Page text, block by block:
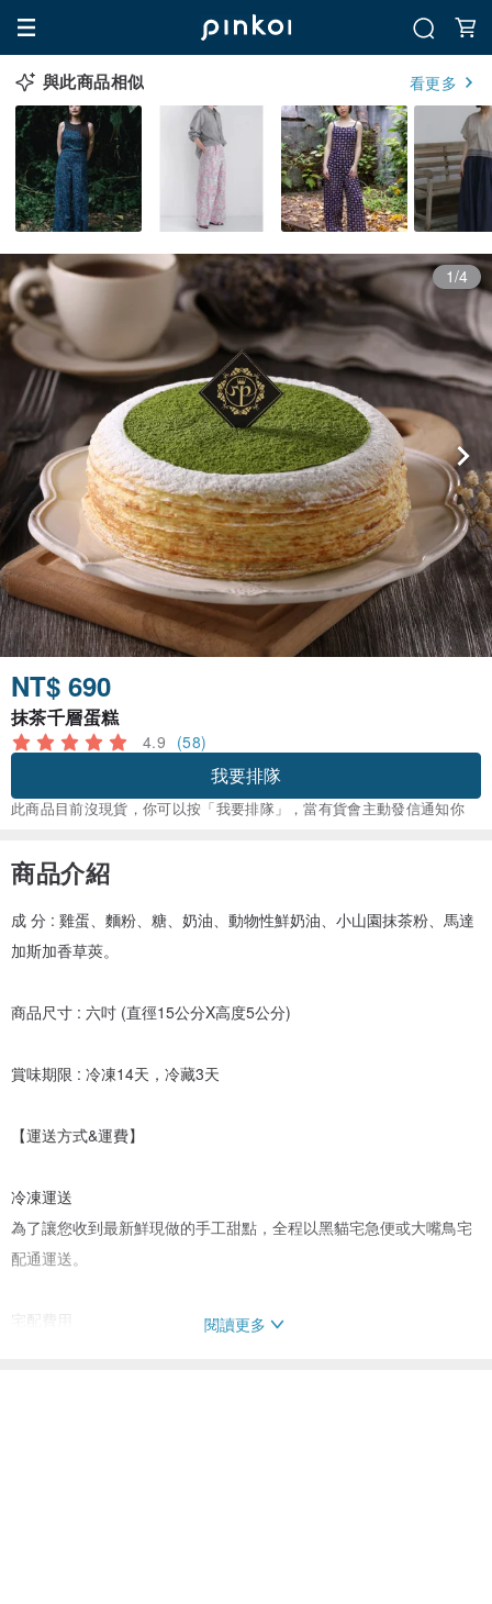
與此商品相似 看更多
1/4
NT$ 690
抹茶千層蛋糕
4.9 (58)
我要排隊
此商品目前沒現貨，你可以按「我要排隊」，當有貨會主動發信通知你
商品介紹
成 分 : 雞蛋、麵粉、糖、奶油、動物性鮮奶油、小山園抹茶粉、馬達
加斯加香草莢。
商品尺寸 : 六吋 (直徑15公分X高度5公分)
賞味期限 : 冷凍14天，冷藏3天
【運送方式&運費】
冷凍運送
為了讓您收到最新鮮現做的手工甜點，全程以黑貓宅急便或大嘴鳥宅
配通運送。
閱讀更多